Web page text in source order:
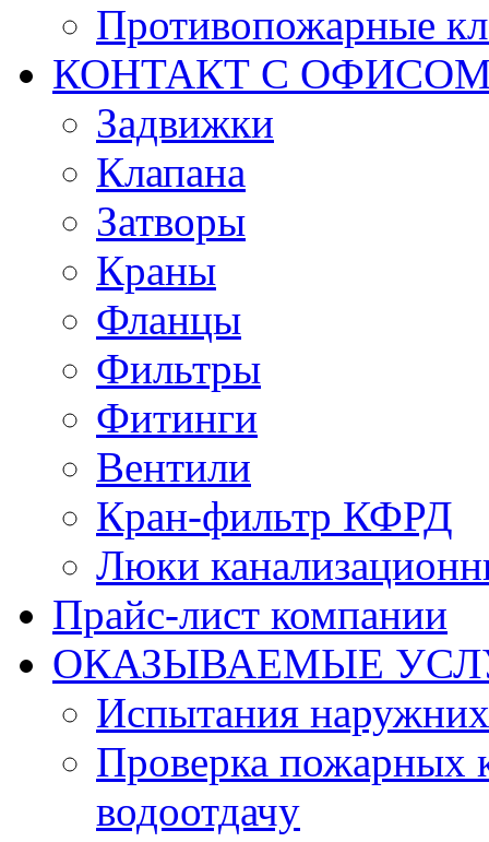
Противопожарные
КОНТАКТ С ОФИСОМ
Задвижки
Клапана
Затворы
Краны
Фланцы
Фильтры
Фитинги
Вентили
Кран-фильтр КФРД
Люки
Прайс-лист компании
ОКАЗЫВАЕМЫЕ
Испытания
Проверка пожарных
водоотдачу